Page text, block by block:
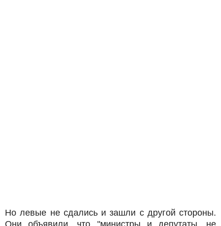
Но левые не сдались и зашли с другой стороны.